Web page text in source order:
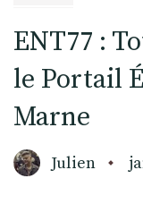
ENT77 :
le Portail
Marne
Julien